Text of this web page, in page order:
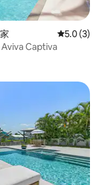
平均評価
レビュー
5.0 (3)
Captiva